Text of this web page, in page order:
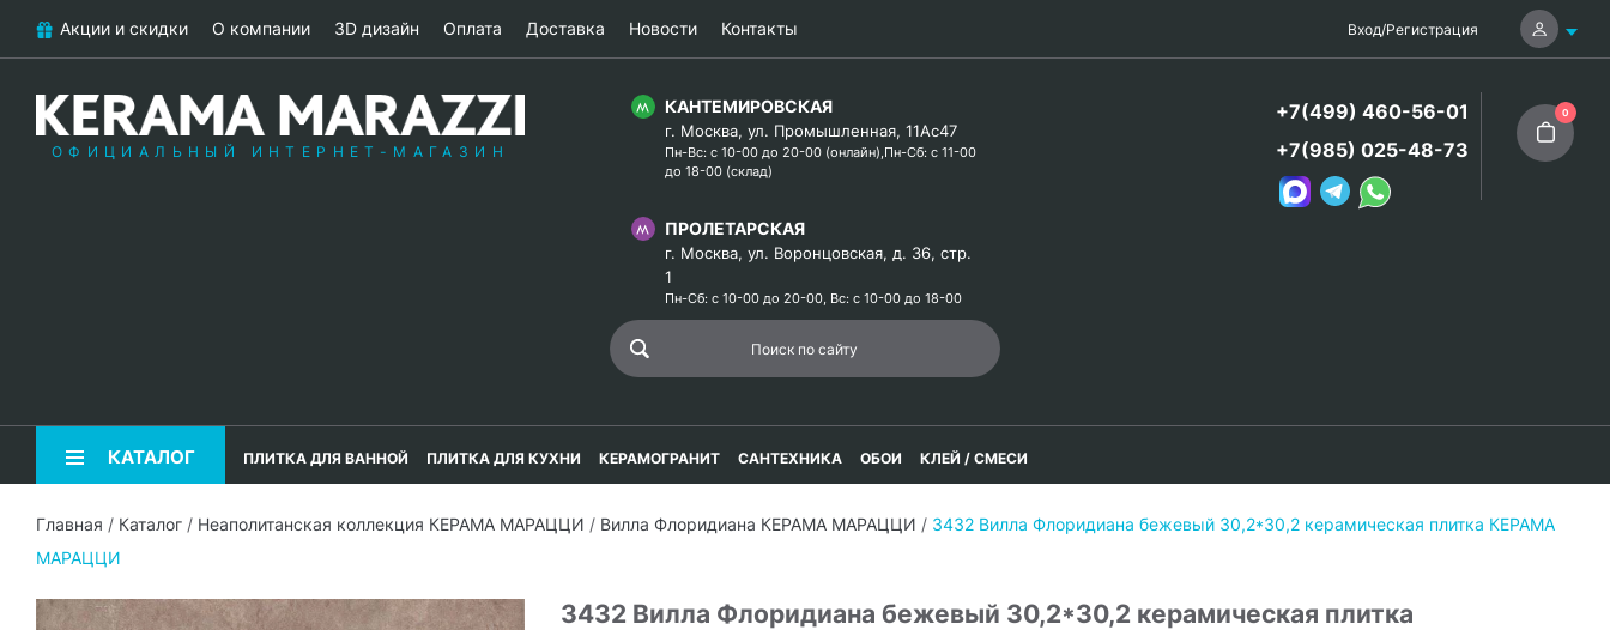
Акции и скидки О компании 3D дизайн Оплата Доставка Новости Контакты Вход/Регистрация
ОФИЦИАЛЬНЫЙ ИНТЕРНЕТ-МАГАЗИН
КАНТЕМИРОВСКАЯ
г. Москва, ул. Промышленная, 11Ас47
Пн-Вс: с 10-00 до 20-00 (онлайн),Пн-Сб: с 11-00
до 18-00 (склад)
ПРОЛЕТАРСКАЯ
г. Москва, ул. Воронцовская, д. 36, стр.
1
Пн-Сб: с 10-00 до 20-00, Вс: с 10-00 до 18-00
+7(499) 460-56-01
+7(985) 025-48-73
0
КАТАЛОГ ПЛИТКА ДЛЯ ВАННОЙ ПЛИТКА ДЛЯ КУХНИ КЕРАМОГРАНИТ САНТЕХНИКА ОБОИ КЛЕЙ / СМЕСИ
Главная / Каталог / Неаполитанская коллекция КЕРАМА МАРАЦЦИ / Вилла Флоридиана КЕРАМА МАРАЦЦИ / 3432 Вилла Флоридиана бежевый 30,2*30,2 керамическая плитка КЕРАМА
МАРАЦЦИ
3432 Вилла Флоридиана бежевый 30,2*30,2 керамическая плитка